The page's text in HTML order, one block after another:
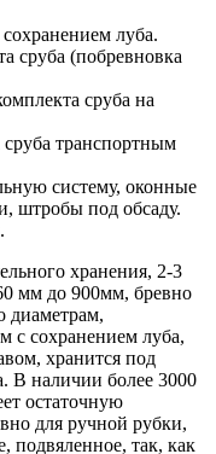
луба.
сруба (побревновка
сруба на
сруба транспортным
систему, оконные
штробы под обсаду.
хранения, 2-3
мм до 900мм, бревно
диаметрам,
с сохранением луба,
хранится под
В наличии более 3000
остаточную
для ручной рубки,
подвяленное, так, как